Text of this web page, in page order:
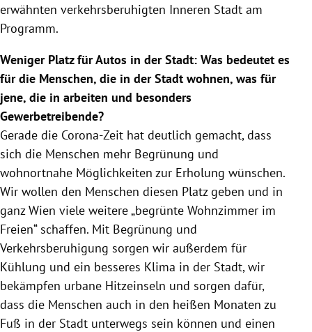
erwähnten verkehrsberuhigten Inneren Stadt am
Programm.
Weniger Platz für Autos in der Stadt: Was bedeutet es
für die Menschen, die in der Stadt wohnen, was für
jene, die in arbeiten und besonders
Gewerbetreibende?
Gerade die Corona-Zeit hat deutlich gemacht, dass
sich die Menschen mehr Begrünung und
wohnortnahe Möglichkeiten zur Erholung wünschen.
Wir wollen den Menschen diesen Platz geben und in
ganz Wien viele weitere „begrünte Wohnzimmer im
Freien“ schaffen. Mit Begrünung und
Verkehrsberuhigung sorgen wir außerdem für
Kühlung und ein besseres Klima in der Stadt, wir
bekämpfen urbane Hitzeinseln und sorgen dafür,
dass die Menschen auch in den heißen Monaten zu
Fuß in der Stadt unterwegs sein können und einen